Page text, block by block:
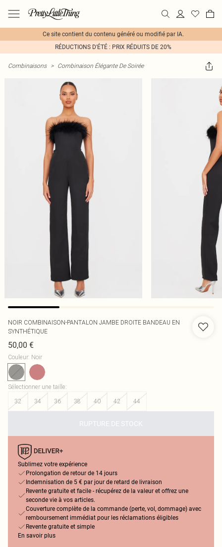
Ce site contient du contenu généré ou modifié par IA.
RÉDUCTIONS D'ÉTÉ : PRIX RÉDUITS DE 20%
Combinaisons > Combinaison Élégante De Soirée
NOIR COMBINAISON-PANTALON JAMBE DROITE BANDEAU EN
SYNTHÉTIQUE
50,00 €
Couleur: Noir
Sélectionner une taille:
32
34 36 38 40 42 44
RUPTURE DE STOCK
Sublimez votre expérience
Prolongation de retour de 14 jours
Indemnisation de 5 € par jour de retard de livraison
Revente gratuite et facile - récupérez de la valeur et offrez une
seconde vie à vos articles.
Couverture complète de la commande (perte, vol, dommage) avec
remboursement immédiat pour les réclamations éligibles
Revente gratuite et simple
En savoir plus